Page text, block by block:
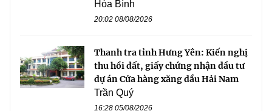
Hòa Bình
20:02 08/08/2026
Thanh tra tỉnh Hưng Yên: Kiến nghị
thu hồi đất, giấy chứng nhận đầu tư
dự án Cửa hàng xăng dầu Hải Nam
Trần Quý
16:28 05/08/2026